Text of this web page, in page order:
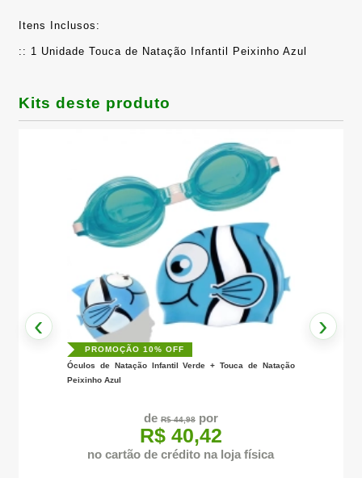
Itens Inclusos:
:: 1 Unidade Touca de Natação Infantil Peixinho Azul
Kits deste produto
‹
PROMOÇÃO 10% OFF
Óculos de Natação Infantil Verde + Touca de Natação
Peixinho Azul
de R$ 44,98por
R$ 40,42
no cartão de crédito na loja física
›